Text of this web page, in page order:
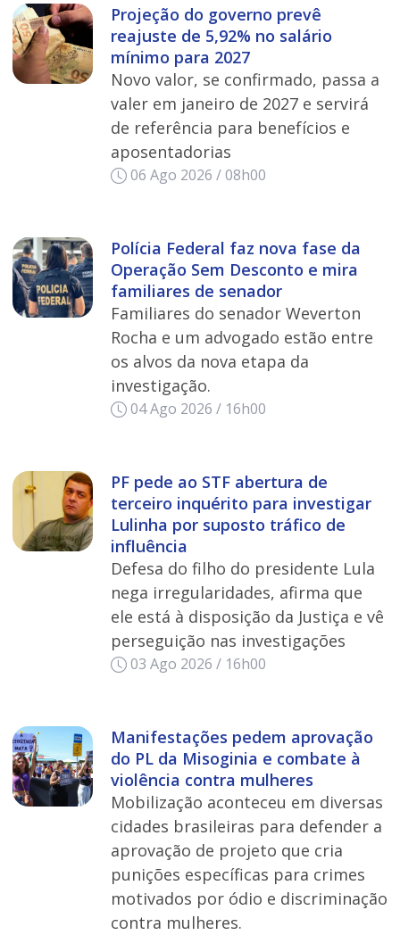
Projeção do governo prevê
reajuste de 5,92% no salário
mínimo para 2027
Novo valor, se confirmado, passa a
valer em janeiro de 2027 e servirá
de referência para benefícios e
aposentadorias
06 Ago 2026 / 08h00
Polícia Federal faz nova fase da
Operação Sem Desconto e mira
familiares de senador
Familiares do senador Weverton
Rocha e um advogado estão entre
os alvos da nova etapa da
investigação.
04 Ago 2026 / 16h00
PF pede ao STF abertura de
terceiro inquérito para investigar
Lulinha por suposto tráfico de
influência
Defesa do filho do presidente Lula
nega irregularidades, afirma que
ele está à disposição da Justiça e vê
perseguição nas investigações
03 Ago 2026 / 16h00
Manifestações pedem aprovação
do PL da Misoginia e combate à
violência contra mulheres
Mobilização aconteceu em diversas
cidades brasileiras para defender a
aprovação de projeto que cria
punições específicas para crimes
motivados por ódio e discriminação
contra mulheres.